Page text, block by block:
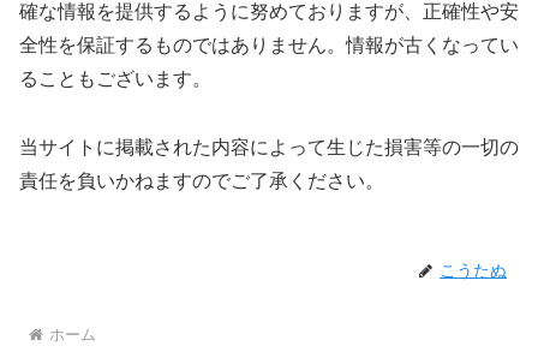
確な情報を提供するように努めておりますが、正確性や安
全性を保証するものではありません。情報が古くなってい
ることもございます。
当サイトに掲載された内容によって生じた損害等の一切の
責任を負いかねますのでご了承ください。
こうたぬ
ホーム